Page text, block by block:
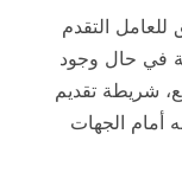
للعامل التقدم
في حال وجود
شريطة تقديم
أمام الجهات